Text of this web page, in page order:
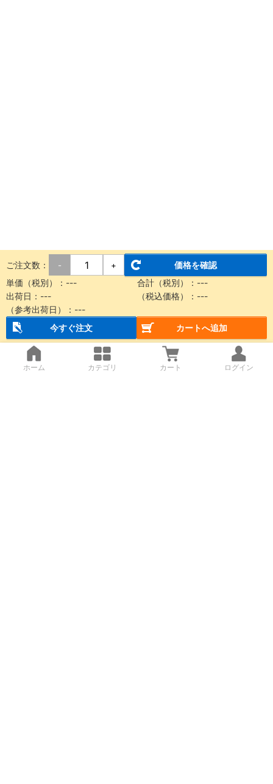
ご注文数： - +
価格を確認
単価（税別）： --- 合計（税別）： ---
出荷日： --- （税込価格）： ---
（参考出荷日）： ---
今すぐ注文
カートへ追加
ホーム カテゴリ カート ログイン